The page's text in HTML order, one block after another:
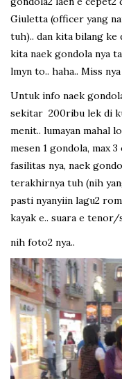
Giuletta (officer yang
tuh).. dan kita bilang ke
kita naek gondola nya
lmyn to.. haha.. Miss
Untuk info naek
sekitar 200ribu lek di
menit.. lumayan mahal
mesen 1 gondola, max
fasilitas nya, naek
terakhirnya tuh (nih
pasti nyanyiin lagu2
kayak e.. suara e
nih foto2 nya..